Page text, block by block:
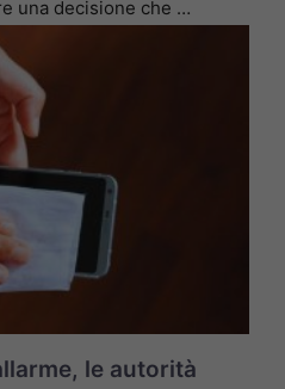
una decisione che …
le autorità